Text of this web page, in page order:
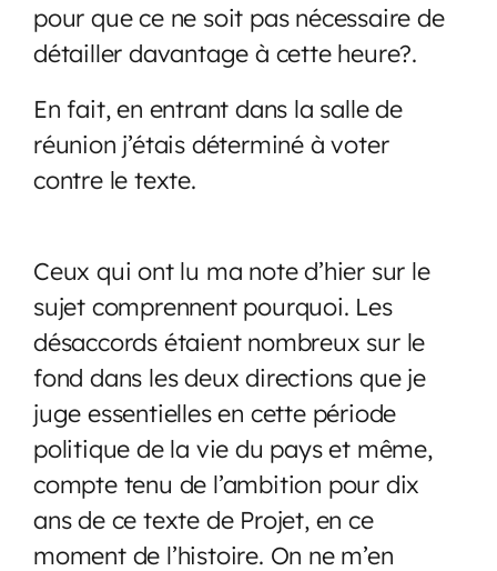
pour que ce ne soit pas nécessaire de
détailler davantage à cette heure?.
En fait, en entrant dans la salle de
réunion j’étais déterminé à voter
contre le texte.
Ceux qui ont lu ma note d’hier sur le
sujet comprennent pourquoi. Les
désaccords étaient nombreux sur le
fond dans les deux directions que je
juge essentielles en cette période
politique de la vie du pays et même,
compte tenu de l’ambition pour dix
ans de ce texte de Projet, en ce
moment de l’histoire. On ne m’en